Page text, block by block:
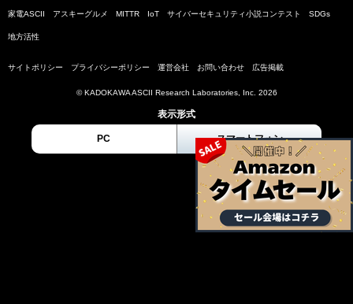
家電ASCII アスキーグルメ MITTR IoT サイバーセキュリティ小説コンテスト SDGs
地方活性
サイトポリシー プライバシーポリシー 運営会社 お問い合わせ 広告掲載
© KADOKAWA ASCII Research Laboratories, Inc. 2026
表示形式
PC スマートフォン